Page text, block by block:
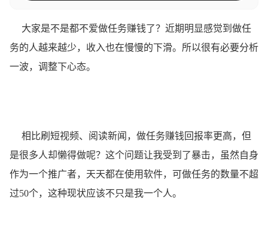
大家是不是都不爱做任务赚钱了？近期明显感觉到做任
务的人越来越少，收入也在慢慢的下滑。所以很有必要分析
一波，调整下心态。
相比刷短视频、阅读新闻，做任务赚钱回报率更高，但
是很多人却懒得做呢？这个问题让我受到了暴击，虽然自身
作为一个推广者，天天都在使用软件，可做任务的数量不超
过50个，这种现状应该不只是我一个人。